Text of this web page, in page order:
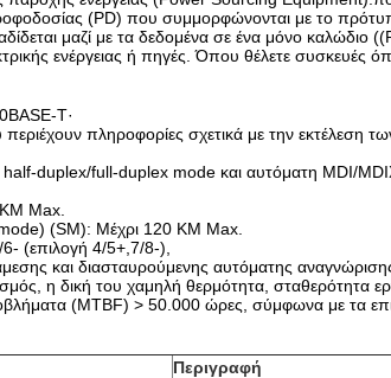
(PD) που συμμορφώνονται με το
μαζί με τα δεδομένα σε ένα μόνο καλώδιο
ενέργειας ή πηγές. Όπου θέλετε συσκευές
T·
πληροφορίες σχετικά με την εκτέλεση
duplex/full-duplex mode και αυτόματη MDI/
Max.
(SM): Μέχρι 120 KM Max.
(επιλογή 4/5+,7/8-),
και διασταυρούμενης αυτόματης
η δική του χαμηλή θερμότητα, σταθερότητα
(MTBF) > 50.000 ώρες, σύμφωνα με τα
Περιγραφή